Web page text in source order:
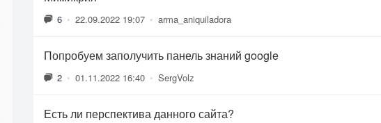
6 • 22.09.2022 19:07 • arma_aniquiladora
Попробуем заполучить панель знаний google
2 • 01.11.2022 16:40 • SergVolz
Есть ли перспектива данного сайта?